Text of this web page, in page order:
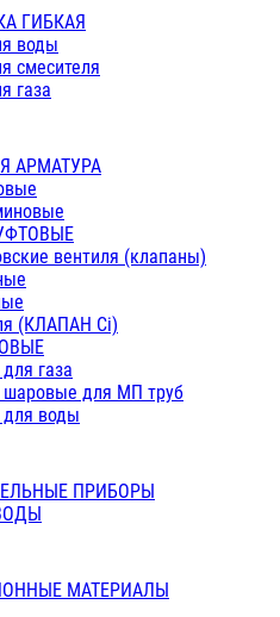
ГИБКАЯ
воды
смесителя
газа
АРМАТУРА
вентиля (клапаны)
(КЛАПАН Сi)
газа
для МП труб
воды
ПРИБОРЫ
МАТЕРИАЛЫ